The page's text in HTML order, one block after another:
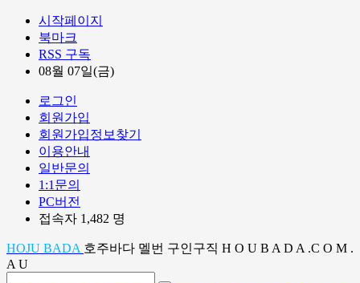
시작페이지
북마크
RSS 구독
08월 07일(금)
로그인
회원가입
회원가입정보찾기
이용안내
일반문의
1:1문의
PC버전
접속자 1,482 명
HOJU BADA 호주바다 멜번 구인구직 H O U B A D A .C O M .
A U